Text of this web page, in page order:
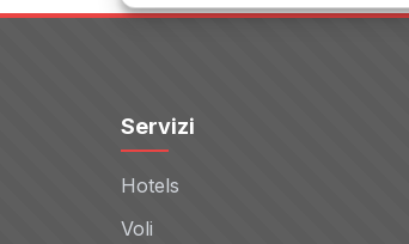
Servizi
Hotels
Voli